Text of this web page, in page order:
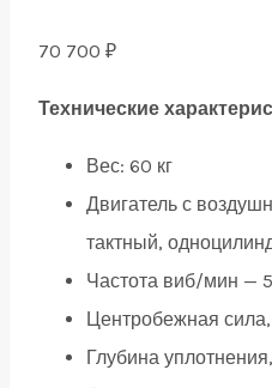
70 700 ₽
Технические
Вес: 60 кг
Двигатель с
тактный,
Частота виб/мин —
Центробежная
Глубина